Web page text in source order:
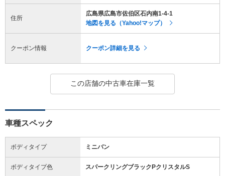
住所
広島県広島市佐伯区石内南1-4-1
地図を見る（Yahoo!マップ）
クーポン情報 クーポン詳細を見る
この店舗の中古車在庫一覧
車種スペック
ボディタイプ ミニバン
ボディタイプ色 スパークリングブラックPクリスタルS